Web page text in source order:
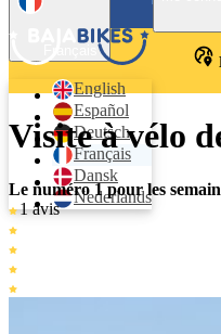
Français
English
Español
Deutsch
Français
Dansk
Nederlands
Visite à vélo
Le numéro 1 pour les
1 avis